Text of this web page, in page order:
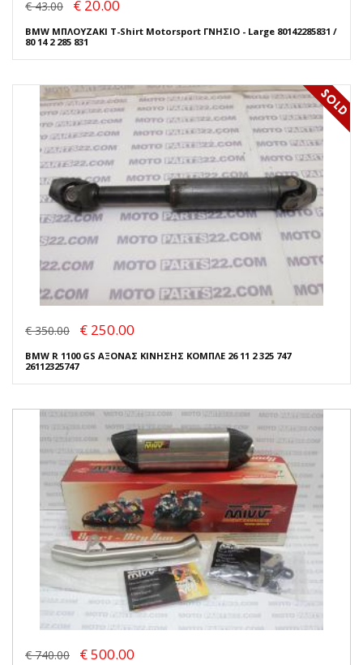
€ 43.00 € 20.00
BMW ΜΠΛΟΥΖΑΚΙ T-Shirt Motorsport ΓΝΗΣΙΟ - Large 80142285831 /
80 14 2 285 831
€ 350.00 € 250.00
BMW R 1100 GS ΑΞΟΝΑΣ ΚΙΝΗΣΗΣ ΚΟΜΠΛΕ 26 11 2 325 747
26112325747
€ 740.00 € 500.00